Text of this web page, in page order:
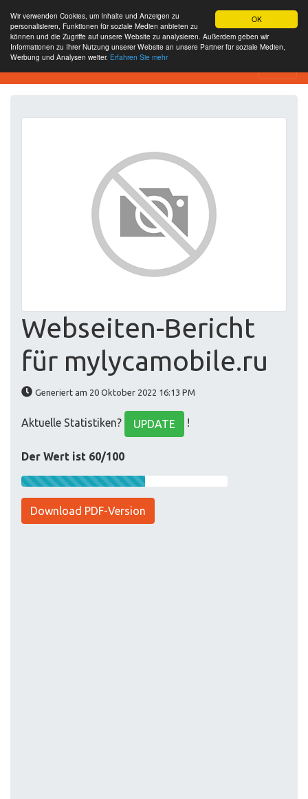
OK
Wir verwenden Cookies, um Inhalte und Anzeigen zu
personalisieren, Funktionen für soziale Medien anbieten zu
können und die Zugriffe auf unsere Website zu analysieren. Außerdem geben wir
Informationen zu Ihrer Nutzung unserer Website an unsere Partner für soziale Medien,
Werbung und Analysen weiter. Erfahren Sie mehr
SEO Analytics
Webseiten-Bericht
für mylycamobile.ru
Generiert am 20 Oktober 2022 16:13 PM
Aktuelle Statistiken? UPDATE !
Der Wert ist 60/100
Download PDF-Version